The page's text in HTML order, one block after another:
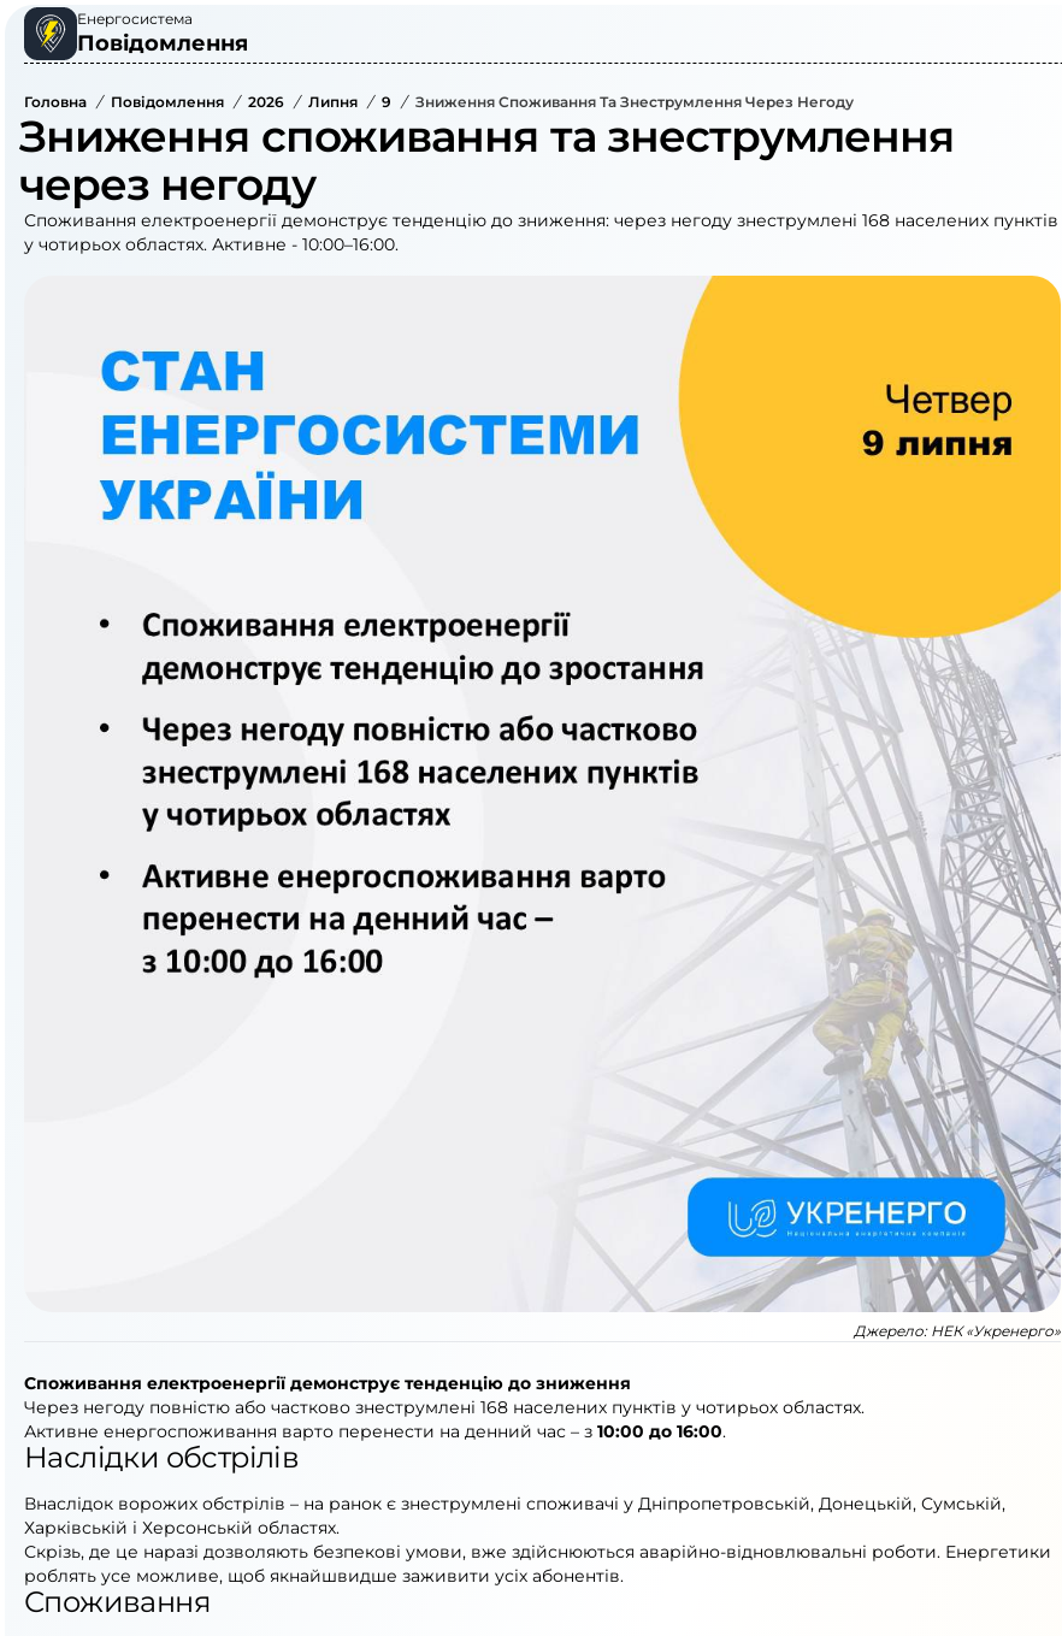
Енергосистема
Повідомлення
Головна / Повідомлення / 2026 / Липня / 9 / Зниження Споживання Та Знеструмлення Через Негоду
Зниження споживання та знеструмлення
через негоду
Споживання електроенергії демонструє тенденцію до зниження: через негоду знеструмлені 168 населених пунктів
у чотирьох областях. Активне - 10:00–16:00.
Джерело: НЕК «Укренерго»
Споживання електроенергії демонструє тенденцію до зниження
Через негоду повністю або частково знеструмлені 168 населених пунктів у чотирьох областях.
Активне енергоспоживання варто перенести на денний час – з10:00 до 16:00.
Наслідки обстрілів
Внаслідок ворожих обстрілів – на ранок є знеструмлені споживачі у Дніпропетровській, Донецькій, Сумській,
Харківській і Херсонській областях.
Скрізь, де це наразі дозволяють безпекові умови, вже здійснюються аварійно-відновлювальні роботи. Енергетики
роблять усе можливе, щоб якнайшвидше заживити усіх абонентів.
Споживання